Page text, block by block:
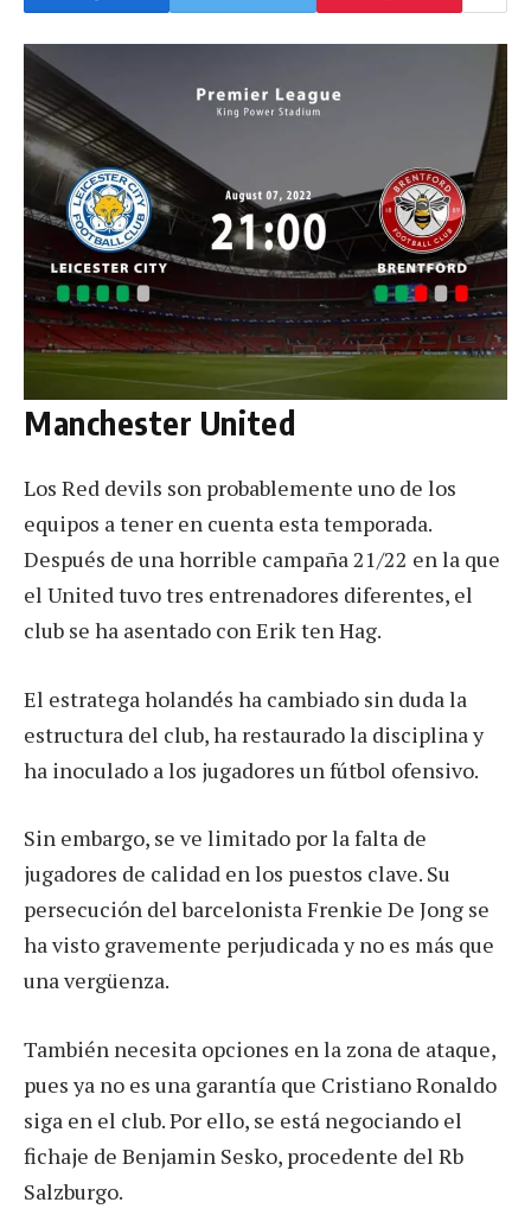
Manchester United
Los Red devils son probablemente uno de los
equipos a tener en cuenta esta temporada.
Después de una horrible campaña 21/22 en la que
el United tuvo tres entrenadores diferentes, el
club se ha asentado con Erik ten Hag.
El estratega holandés ha cambiado sin duda la
estructura del club, ha restaurado la disciplina y
ha inoculado a los jugadores un fútbol ofensivo.
Sin embargo, se ve limitado por la falta de
jugadores de calidad en los puestos clave. Su
persecución del barcelonista Frenkie De Jong se
ha visto gravemente perjudicada y no es más que
una vergüenza.
También necesita opciones en la zona de ataque,
pues ya no es una garantía que Cristiano Ronaldo
siga en el club. Por ello, se está negociando el
fichaje de Benjamin Sesko, procedente del Rb
Salzburgo.